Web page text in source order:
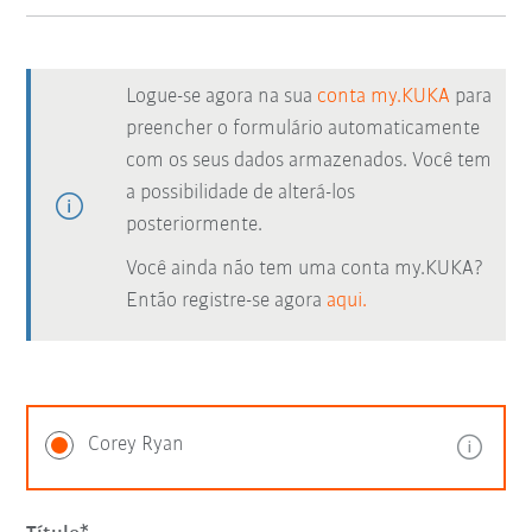
Logue-se agora na sua conta my.KUKA para
preencher o formulário automaticamente
com os seus dados armazenados. Você tem
a possibilidade de alterá-los
posteriormente.
Você ainda não tem uma conta my.KUKA?
Então registre-se agora aqui.
Corey Ryan